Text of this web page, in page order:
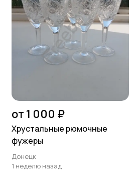
от 1 000 ₽
Хрустальные рюмочные
фужеры
Донецк
1 неделю назад